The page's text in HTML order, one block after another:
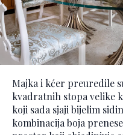
Majka i kćer preuredile
kvadratnih stopa velike
koji sada sjaji bijelim
kombinacija boja